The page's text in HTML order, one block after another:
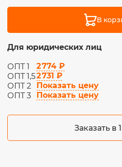
В
Для юридических лиц
ОПТ 1
2 774 ₽
ОПТ 1,52 731 ₽
ОПТ 2
Показать цену
ОПТ 3
Показать цену
Заказать в